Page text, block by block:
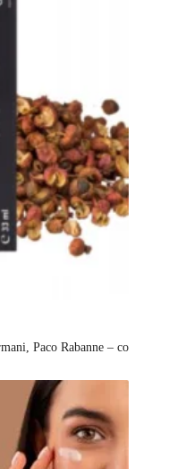
Paco Rabanne – co